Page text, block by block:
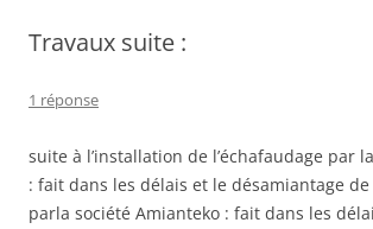
Travaux suite :
1 réponse
suite à l’installation de l’échafaudage par
: fait dans les délais et le désamiantage
parla société Amianteko : fait dans les